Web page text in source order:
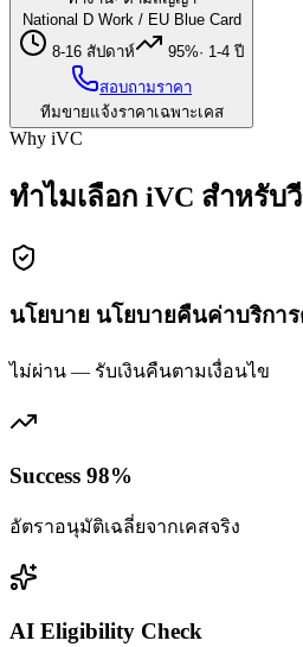
National D Work / EU Blue Card
8-16 สัปดาห์
95%· 1-4 ปี
สอบถามราคา
ทีมขายแจ้งราคาเฉพาะเคส
Why iVC
ทำไมเลือก iVC สำหรับ
นโยบาย นโยบายคืนค่าบริกา
ไม่ผ่าน — รับเงินคืนตามเงื่อนไข
Success 98%
อัตราอนุมัติเฉลี่ยจากเคสจริง
AI Eligibility Check